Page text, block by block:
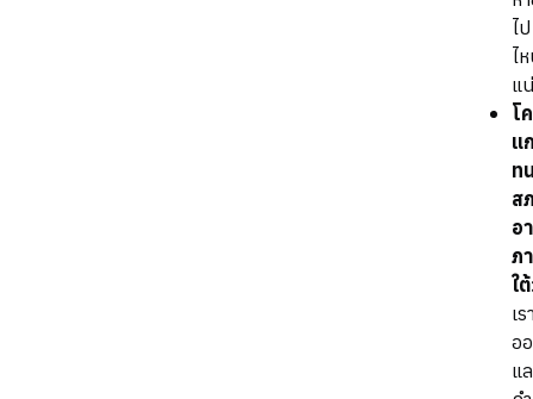
ไป
ไ
แ
โ
แ
ท
ส
อ
ภ
ใ
เร
อ
แ